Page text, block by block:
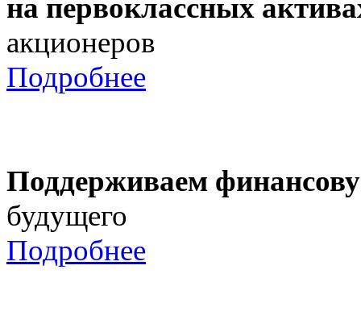
на первоклассных
акционеров
Подробнее
Поддерживаем
будущего
Подробнее